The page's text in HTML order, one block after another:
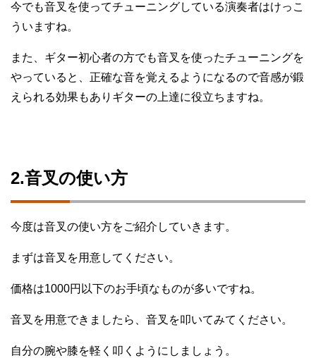
今でも音叉を使ってチューニングしている演奏者はけっこ
ういますね。
また、ギター初心者の方でも音叉を使ったチューニングを
やっていると、正確な音を覚えるようになるので音感が鍛
えられる効果もありギターの上達に役立ちますね。
2.音叉の使い方
今度は音叉の使い方をご紹介していきます。
まずは音叉を用意してください。
価格は1000円以下のお手頃なものが多いですね。
音叉を用意できましたら、音叉を叩いてみてください。
自分の腕や膝を軽く叩くようにしましょう。